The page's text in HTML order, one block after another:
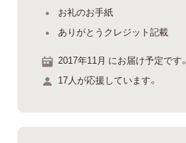
お礼のお手紙
ありがとうクレジット記載
2017年11月 にお届け予定です。
17人が応援しています。